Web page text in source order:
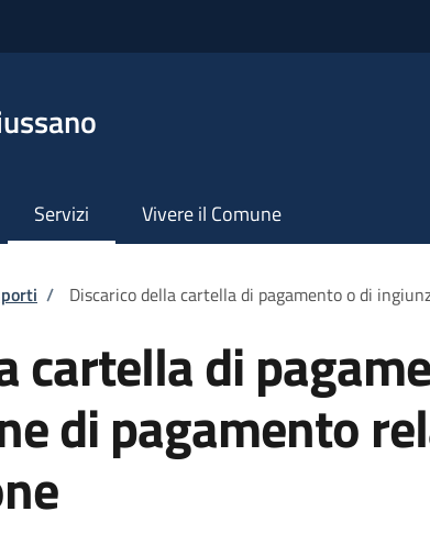
Servizi Vivere il Comune
/ Discarico della cartella di pagamento o di
cartella di
di pagamento